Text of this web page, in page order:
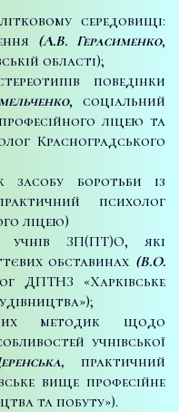
середовищі:
(А.В. Герасименко,
області);
поведінки
, соціальний
ліцею та
Красноградського
засобу боротьби із
психолог
ліцею)
учнів ЗП(ПТ)О, які
обставинах (В.О.
ДПТНЗ «Харківське
методик щодо
учнівської
практичний
вище професійне
та побуту»).